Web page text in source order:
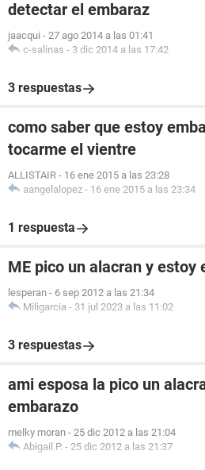
detectar el embaraz
jaacqui - 27 ago 2014 a las 01:41
c-salinas - 3 dic 2014 a las 17:42
3 respuestas
como saber que estoy
tocarme el vientre
ALLISTAIR - 16 ene 2015 a las 23:28
aangelalopez - 16 ene 2015 a las 23:34
1 respuesta
ME pico un alacran y estoy
lesperan - 6 sep 2012 a las 21:34
Miligarcia - 31 jul 2023 a las 11:02
3 respuestas
ami esposa la pico un
embarazo
melky moran - 25 dic 2012 a las 21:04
Abigail P. - 25 dic 2012 a las 21:37